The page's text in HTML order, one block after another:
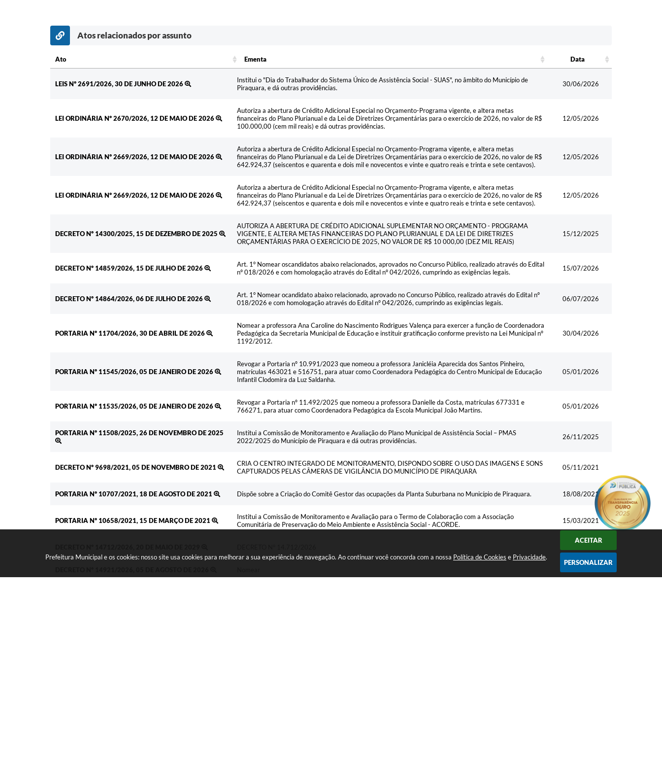
Prefeitura Municipal e os cookies: nosso site usa cookies para melhorar a sua experiência de navegação. Ao continuar você concorda com a nossa Política de Cookies e Privacidade.
ACEITAR
PERSONALIZAR
Atos relacionados por assunto
Ato Ementa
Data
LEIS Nº 2691/2026, 30 DE JUNHO DE 2026
Institui o "Dia do Trabalhador do Sistema Único de Assistência Social - SUAS", no âmbito do Município de
Piraquara, e dá outras providências.
30/06/2026
LEI ORDINÁRIA Nº 2670/2026, 12 DE MAIO DE 2026
Autoriza a abertura de Crédito Adicional Especial no Orçamento-Programa vigente, e altera metas
financeiras do Plano Plurianual e da Lei de Diretrizes Orçamentárias para o exercício de 2026, no valor de R$
100.000,00 (cem mil reais) e dá outras providências.
12/05/2026
LEI ORDINÁRIA Nº 2669/2026, 12 DE MAIO DE 2026
Autoriza a abertura de Crédito Adicional Especial no Orçamento-Programa vigente, e altera metas
financeiras do Plano Plurianual e da Lei de Diretrizes Orçamentárias para o exercício de 2026, no valor de R$
642.924,37 (seiscentos e quarenta e dois mil e novecentos e vinte e quatro reais e trinta e sete centavos).
12/05/2026
LEI ORDINÁRIA Nº 2669/2026, 12 DE MAIO DE 2026
Autoriza a abertura de Crédito Adicional Especial no Orçamento-Programa vigente, e altera metas
financeiras do Plano Plurianual e da Lei de Diretrizes Orçamentárias para o exercício de 2026, no valor de R$
642.924,37 (seiscentos e quarenta e dois mil e novecentos e vinte e quatro reais e trinta e sete centavos).
12/05/2026
DECRETO Nº 14300/2025, 15 DE DEZEMBRO DE 2025
AUTORIZA A ABERTURA DE CRÉDITO ADICIONAL SUPLEMENTAR NO ORÇAMENTO - PROGRAMA
VIGENTE, E ALTERA METAS FINANCEIRAS DO PLANO PLURIANUAL E DA LEI DE DIRETRIZES
ORÇAMENTÁRIAS PARA O EXERCÍCIO DE 2025, NO VALOR DE R$ 10 000,00 (DEZ MIL REAIS)
15/12/2025
DECRETO Nº 14859/2026, 15 DE JULHO DE 2026
Art. 1° Nomear oscandidatos abaixo relacionados, aprovados no Concurso Público, realizado através do Edital
nº 018/2026 e com homologação através do Edital nº 042/2026, cumprindo as exigências legais.
15/07/2026
DECRETO Nº 14864/2026, 06 DE JULHO DE 2026
Art. 1° Nomear ocandidato abaixo relacionado, aprovado no Concurso Público, realizado através do Edital nº
018/2026 e com homologação através do Edital nº 042/2026, cumprindo as exigências legais.
06/07/2026
PORTARIA Nº 11704/2026, 30 DE ABRIL DE 2026
Nomear a professora Ana Caroline do Nascimento Rodrigues Valença para exercer a função de Coordenadora
Pedagógica da Secretaria Municipal de Educação e instituir gratificação conforme previsto na Lei Municipal nº
1192/2012.
30/04/2026
PORTARIA Nº 11545/2026, 05 DE JANEIRO DE 2026
Revogar a Portaria nº 10.991/2023 que nomeou a professora Janicléia Aparecida dos Santos Pinheiro,
matrículas 463021 e 516751, para atuar como Coordenadora Pedagógica do Centro Municipal de Educação
Infantil Clodomira da Luz Saldanha.
05/01/2026
PORTARIA Nº 11535/2026, 05 DE JANEIRO DE 2026
Revogar a Portaria nº 11.492/2025 que nomeou a professora Danielle da Costa, matrículas 677331 e
766271, para atuar como Coordenadora Pedagógica da Escola Municipal João Martins.
05/01/2026
PORTARIA Nº 11508/2025, 26 DE NOVEMBRO DE 2025
Institui a Comissão de Monitoramento e Avaliação do Plano Municipal de Assistência Social – PMAS
2022/2025 do Município de Piraquara e dá outras providências.
26/11/2025
DECRETO Nº 9698/2021, 05 DE NOVEMBRO DE 2021
CRIA O CENTRO INTEGRADO DE MONITORAMENTO, DISPONDO SOBRE O USO DAS IMAGENS E SONS
CAPTURADOS PELAS CÂMERAS DE VIGILÂNCIA DO MUNICÍPIO DE PIRAQUARA
05/11/2021
PORTARIA Nº 10707/2021, 18 DE AGOSTO DE 2021 Dispõe sobre a Criação do Comitê Gestor das ocupações da Planta Suburbana no Município de Piraquara. 18/08/2021
PORTARIA Nº 10658/2021, 15 DE MARÇO DE 2021
Institui a Comissão de Monitoramento e Avaliação para o Termo de Colaboração com a Associação
Comunitária de Preservação do Meio Ambiente e Assistência Social - ACORDE.
15/03/2021